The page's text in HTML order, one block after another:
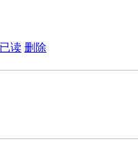
读 删除